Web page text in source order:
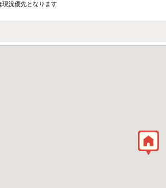
況優先となります